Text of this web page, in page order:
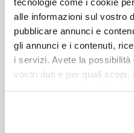
alle informazioni sul vostro
pubblicare annunci e
gli annunci e i contenuti,
i servizi. Avete la
vostri dati e per quali scopi.
privacy sono applicabili
modificare o revocare il
Stai Pensando Di
Ecco Cosa Tenere A
La casa è uno degli
di più, quello che ci